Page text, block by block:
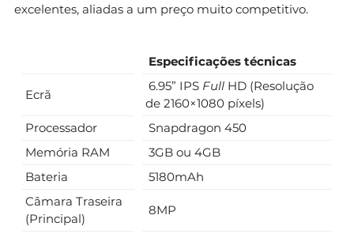
excelentes, aliadas a um preço muito competitivo.
Especificações técnicas
Ecrã
6.95” IPS Full HD (Resolução
de 2160×1080 píxels)
Processador
Snapdragon 450
Memória RAM
3GB ou 4GB
Bateria
5180mAh
Câmara Traseira
(Principal)
8MP